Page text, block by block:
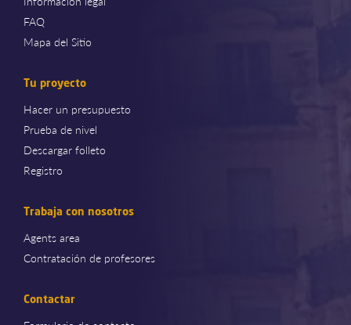
FAQ
Mapa del Sitio
Tu proyecto
Hacer un presupuesto
Prueba de nivel
Descargar folleto
Registro
Trabaja con nosotros
Agents area
Contratación de profesores
Contactar